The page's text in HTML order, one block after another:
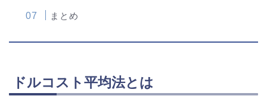
まとめ
ドルコスト平均法とは